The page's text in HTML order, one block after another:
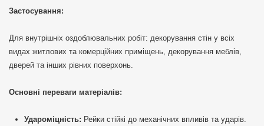
Застосування:
Для внутрішніх оздоблювальних робіт: декорування стін у всіх
видах житлових та комерційних приміщень, декорування меблів,
дверей та інших рівних поверхонь.
Основні переваги матеріалів:
Удароміцність: Рейки стійкі до механічних впливів та ударів.